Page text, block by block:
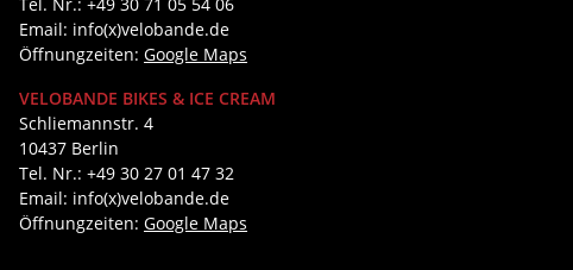
Email: info(x)velobande.de
Öffnungzeiten: Google Maps
VELOBANDE BIKES & ICE CREAM
Schliemannstr. 4
10437 Berlin
Tel. Nr.: +49 30 27 01 47 32
Email: info(x)velobande.de
Öffnungzeiten: Google Maps